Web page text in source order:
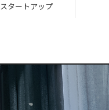
スタートアップ